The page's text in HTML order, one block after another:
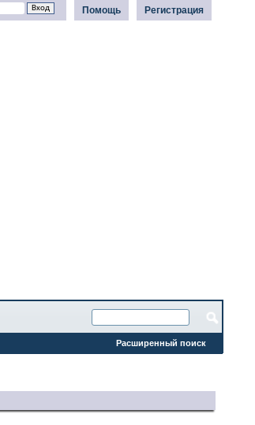
Регистрация
Помощь
Расширенный поиск